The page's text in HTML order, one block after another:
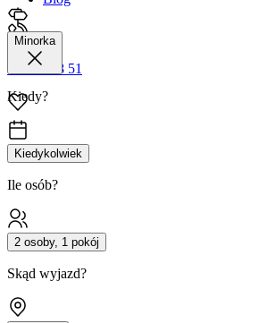
42 680 38 51
Minorka
Kiedy?
Kiedykolwiek
Ile osób?
2 osoby, 1 pokój
Skąd wyjazd?